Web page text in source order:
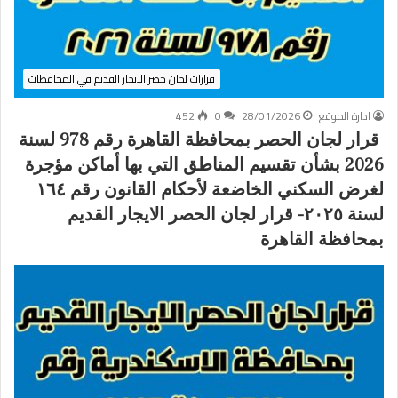
قرارات لجان حصر الايجار القديم في المحافظات
ادارة الموقع
28/01/2026
0
452
قرار لجان الحصر بمحافظة القاهرة رقم 978 لسنة
2026 بشأن تقسيم المناطق التي بها أماكن مؤجرة
لغرض السكني الخاضعة لأحكام القانون رقم ١٦٤
لسنة ٢٠٢٥- قرار لجان الحصر الايجار القديم
بمحافظة القاهرة